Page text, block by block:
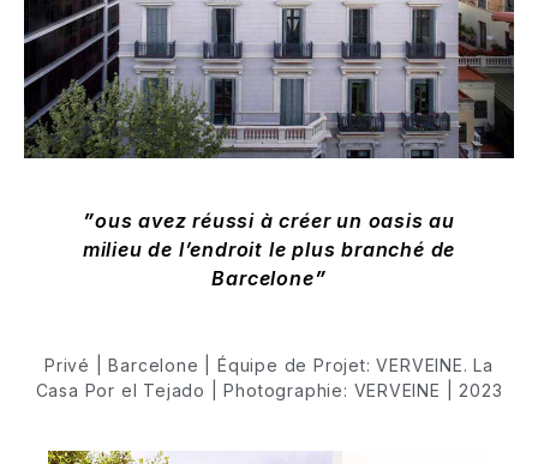
ous avez réussi à créer un oasis au
milieu de l’endroit le plus branché de
Barcelone
Privé | Barcelone | Équipe de Projet: VERVEINE. La
Casa Por el Tejado | Photographie: VERVEINE | 2023